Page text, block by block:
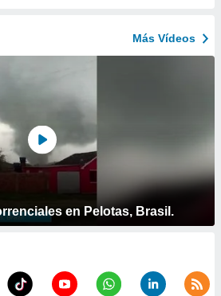
Más Vídeos
en Pelotas, Brasil.